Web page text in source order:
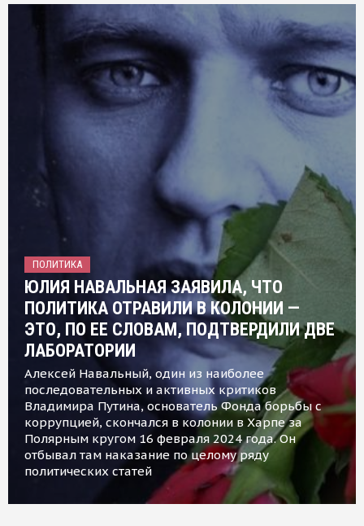
ПОЛИТИКА
ЮЛИЯ НАВАЛЬНАЯ ЗАЯВИЛА, ЧТО
ПОЛИТИКА ОТРАВИЛИ В КОЛОНИИ —
ЭТО, ПО ЕЕ СЛОВАМ, ПОДТВЕРДИЛИ ДВЕ
ЛАБОРАТОРИИ
Алексей Навальный, один из наиболее
последовательных и активных критиков
Владимира Путина, основатель Фонда борьбы с
коррупцией, скончался в колонии в Харпе за
Полярным кругом 16 февраля 2024 года. Он
отбывал там наказание по целому ряду
политических статей